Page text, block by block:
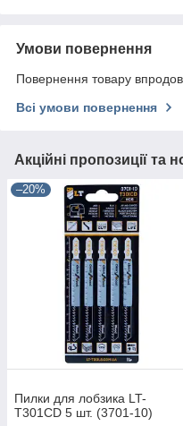
Умови повернення
Повернення товару
Всі умови повернення
Акційні пропозиції та
–20%
Пилки для лобзика LT-
T301CD 5 шт. (3701-10)